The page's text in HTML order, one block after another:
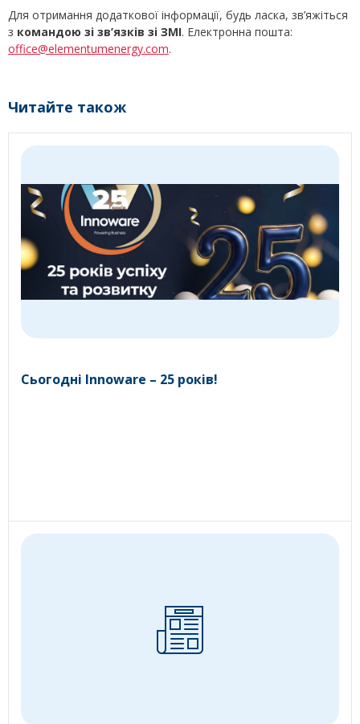
Для отримання додаткової інформації, будь ласка, зв’яжіться
з командою зі зв’язків зі ЗМІ. Електронна пошта:
office@elementumenergy.com.
Читайте також
Сьогодні Innoware – 25 років!